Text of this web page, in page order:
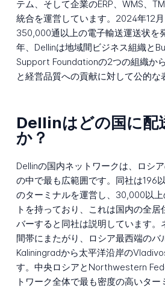
テム、そして企業のERP、WMS、
統合を運営しています。2024年12
350,000通以上の電子輸送運送状を
年、Dellinは地域間ビジネス組織と
Support Foundationの2つの組織か
と経営品質への貢献に対して公的な
Dellinはどの国に配
か？
Dellinの国内ネットワークは、ロシ
の中で最も広範囲です。同社は196
のターミナルを運営し、30,000以
トを持っており、これは国内の全
バーすると同社は説明しています。
間帯にまたがり、ロシア最西端のバ
Kaliningradから太平洋沿岸の
す。中央ロシアとNorthwestern
トワーク全体で最も密度の高いタ